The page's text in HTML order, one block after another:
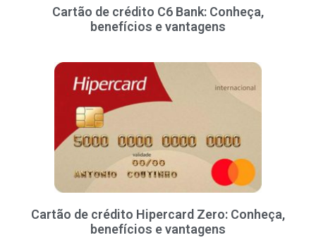
Cartão de crédito C6 Bank: Conheça,
benefícios e vantagens
Cartão de crédito Hipercard Zero: Conheça,
benefícios e vantagens